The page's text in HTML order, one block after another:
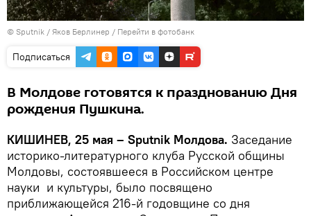
© Sputnik / Яков Берлинер / Перейти в фотобанк
Подписаться
В Молдове готовятся к празднованию Дня
рождения Пушкина.
КИШИНЕВ, 25 мая – Sputnik Молдова. Заседание
историко-литературного клуба Русской общины
Молдовы, состоявшееся в Российском центре
науки и культуры, было посвящено
приближающейся 216-й годовщине со дня